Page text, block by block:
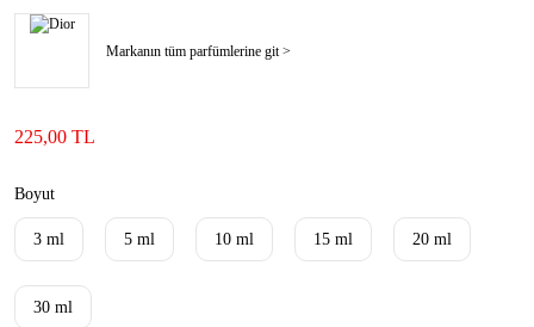
Markanın tüm parfümlerine git >
225,00 TL
Boyut
3 ml 5 ml 10 ml 15 ml 20 ml
30 ml